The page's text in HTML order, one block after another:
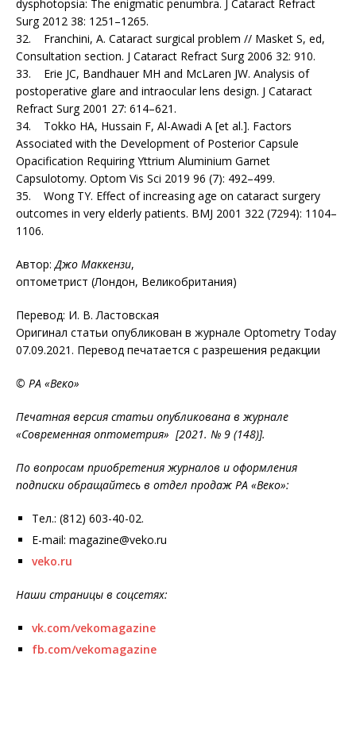
dysphotopsia: The enigmatic penumbra. J Cataract Refract
Surg 2012 38: 1251–1265.
32. Franchini, A. Cataract surgical problem // Masket S, ed,
Consultation section. J Cataract Refract Surg 2006 32: 910.
33. Erie JC, Bandhauer MH and McLaren JW. Analysis of
postoperative glare and intraocular lens design. J Cataract
Refract Surg 2001 27: 614–621.
34. Tokko HA, Hussain F, Al-Awadi A [et al.]. Factors
Associated with the Development of Posterior Capsule
Opacification Requiring Yttrium Aluminium Garnet
Capsulotomy. Optom Vis Sci 2019 96 (7): 492–499.
35. Wong TY. Effect of increasing age on cataract surgery
outcomes in very elderly patients. BMJ 2001 322 (7294): 1104–
1106.
Автор: Джо Маккензи,
оптометрист (Лондон, Великобритания)
Перевод: И. В. Ластовская
Оригинал статьи опубликован в журнале Optometry Today
07.09.2021. Перевод печатается с разрешения редакции
© РА «Веко»
Печатная версия статьи опубликована в журнале
«Современная оптометрия» [2021. № 9 (148)].
По вопросам приобретения журналов и оформления
подписки обращайтесь в отдел продаж РА «Веко»:
Тел.: (812) 603-40-02.
E-mail: magazine@veko.ru
veko.ru
Наши страницы в соцсетях:
vk.com/vekomagazine
fb.com/vekomagazine